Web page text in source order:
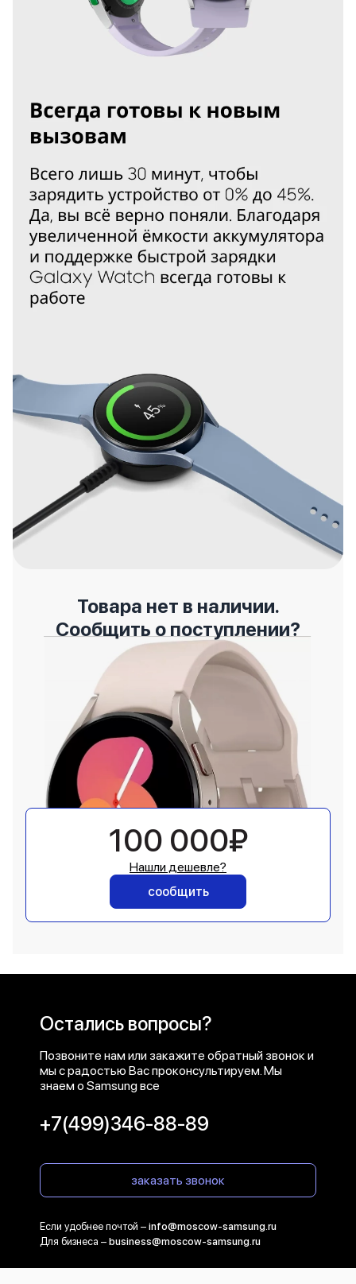
Товара нет в наличии.
Сообщить о поступлении?
100 000₽
Нашли дешевле?
сообщить
Остались вопросы?
Позвоните нам или закажите обратный звонок и
мы с радостью Вас проконсультируем. Мы
знаем о Samsung все
+7(499)346-88-89
заказать звонок
Если удобнее почтой – info@moscow-samsung.ru
Для бизнеса – business@moscow-samsung.ru